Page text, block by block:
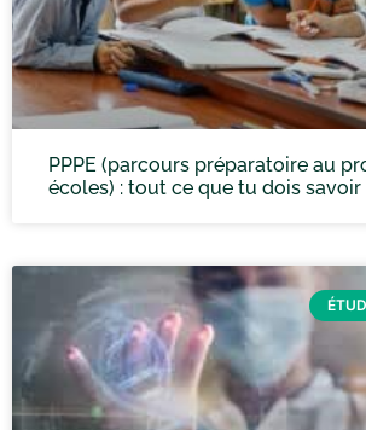
PPPE (parcours préparatoire au
écoles) : tout ce que tu dois savoir